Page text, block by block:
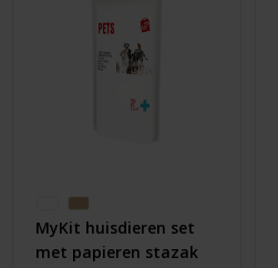
MyKit huisdieren set
met papieren stazak